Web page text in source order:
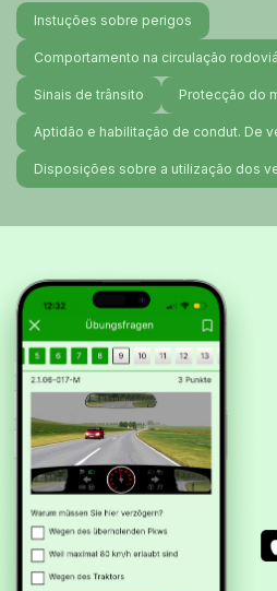
Instuções sobre perigos
Comportamento na circulação
Sinais de trânsito Protecção do
Aptidão e habilitação de condut. De
Disposições sobre a utilização dos